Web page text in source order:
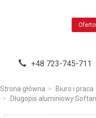
+48 723-745-711
Strona główna Biuro i praca
Długopis aluminiowy